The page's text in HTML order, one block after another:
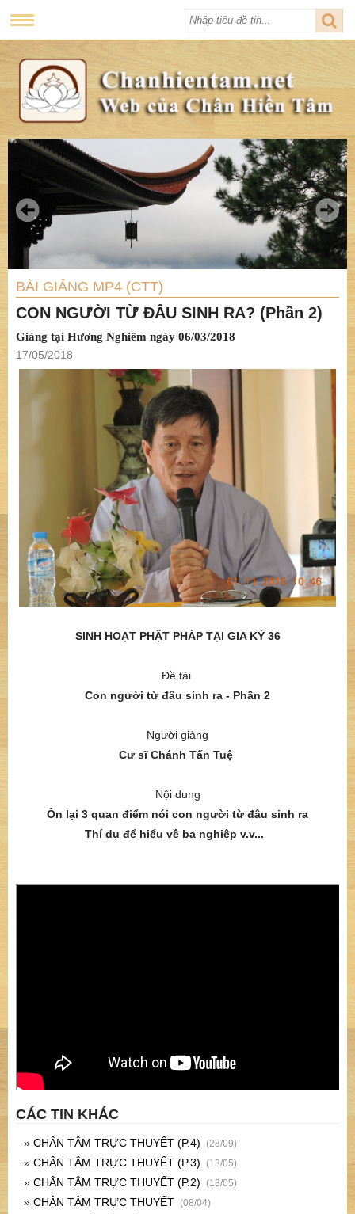
BÀI GIẢNG MP4 (CTT)
CON NGƯỜI TỪ ĐÂU SINH RA? (Phần 2)
Giảng tại Hương Nghiêm ngày 06/03/2018
17/05/2018
SINH HOẠT PHẬT PHÁP TẠI GIA KỲ 36
Đề tài
Con người từ đâu sinh ra - Phần 2
Người giảng
Cư sĩ Chánh Tấn Tuệ
Nội dung
Ôn lại 3 quan điểm nói con người từ đâu sinh ra
Thí dụ để hiểu về ba nghiệp v.v...
CÁC TIN KHÁC
» CHÂN TÂM TRỰC THUYẾT (P.4) (28/09)
» CHÂN TÂM TRỰC THUYẾT (P.3) (13/05)
» CHÂN TÂM TRỰC THUYẾT (P.2) (13/05)
» CHÂN TÂM TRỰC THUYẾT (08/04)